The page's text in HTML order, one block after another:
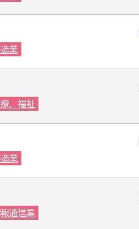
業
療，福祉
業
通信業